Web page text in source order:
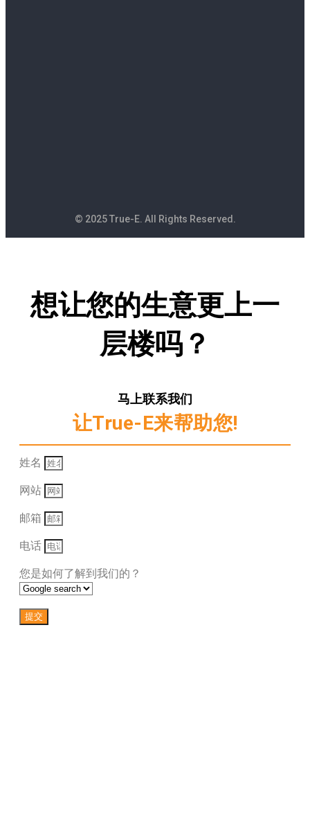
© 2025 True-E. All Rights Reserved.
想让您的生意更上一
层楼吗？
马上联系我们
让True-E来帮助您!
姓名
网站
邮箱
电话
您是如何了解到我们的？
提交